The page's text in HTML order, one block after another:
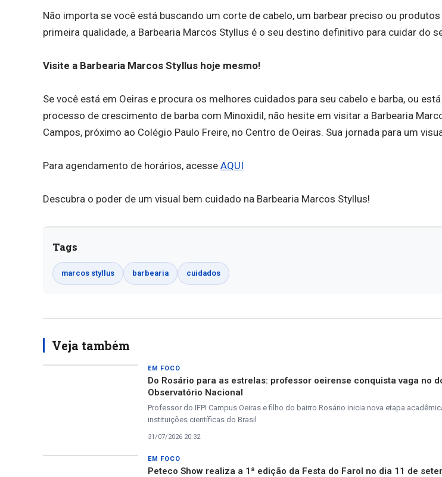
Não importa se você está buscando um corte de cabelo, um barbear preciso ou
primeira qualidade, a Barbearia Marcos Styllus é o seu destino definitivo para cuidar do
Visite a Barbearia Marcos Styllus hoje mesmo!
Se você está em Oeiras e procura os melhores cuidados para seu cabelo e barba, ou
processo de crescimento de barba com Minoxidil, não hesite em visitar a Barbearia
Campos, próximo ao Colégio Paulo Freire, no Centro de Oeiras. Sua jornada para um
Para agendamento de horários, acesse AQUI
Descubra o poder de um visual bem cuidado na Barbearia Marcos Styllus!
Tags
marcos styllus barbearia cuidados
Veja também
EM FOCO
Do Rosário para as estrelas: professor oeirense conquista vaga no
Observatório Nacional
Professor do IFPI Campus Oeiras e filho do bairro Rosário inicia nova etapa
instituições científicas do Brasil
31/07/2026 20:32
EM FOCO
Peteco Show realiza a 1ª edição da Festa do Farol no dia 11 de